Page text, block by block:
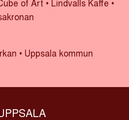
of Art • Lindvalls Kaffe •
• Uppsala kommun